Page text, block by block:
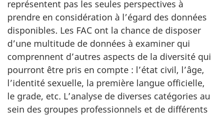
représentent pas les seules perspectives à
prendre en considération à l’égard des données
disponibles. Les FAC ont la chance de disposer
d’une multitude de données à examiner qui
com­prennent d’autres aspects de la diversité qui
pourront être pris en compte : l’état civil, l’âge,
l’identité sexuelle, la première langue officielle,
le grade, etc. L’analyse de diverses catégories au
sein des groupes professionnels et de différents